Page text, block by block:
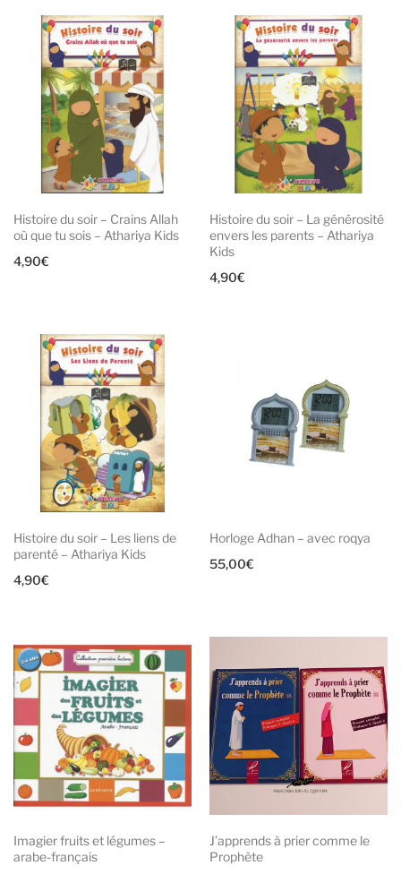
Histoire du soir – Crains Allah
où que tu sois – Athariya Kids
4,90€
Histoire du soir – La générosité
envers les parents – Athariya
Kids
4,90€
Histoire du soir – Les liens de
parenté – Athariya Kids
4,90€
Horloge Adhan – avec roqya
55,00€
Imagier fruits et légumes –
arabe-français
J’apprends à prier comme le
Prophète